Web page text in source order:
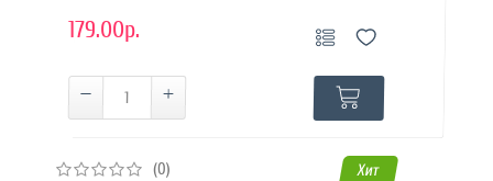
179.00р.
(0) Хит